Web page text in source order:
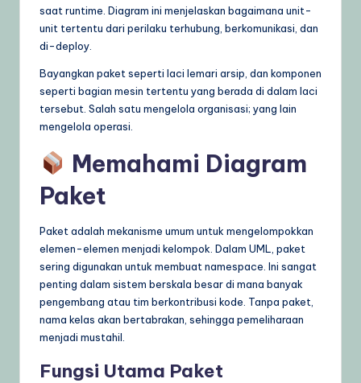
dsaat runtime. Diagram ini menjelaskan bagaimana unit-
unit tertentu dari perilaku terhubung, berkomunikasi, dan
di-deploy.
Bayangkan paket seperti laci lemari arsip, dan komponen
seperti bagian mesin tertentu yang berada di dalam laci
tersebut. Salah satu mengelola organisasi; yang lain
mengelola operasi.
Memahami Diagram
Paket
Paket adalah mekanisme umum untuk mengelompokkan
elemen-elemen menjadi kelompok. Dalam UML, paket
sering digunakan untuk membuat namespace. Ini sangat
penting dalam sistem berskala besar di mana banyak
pengembang atau tim berkontribusi kode. Tanpa paket,
nama kelas akan bertabrakan, sehingga pemeliharaan
menjadi mustahil.
Fungsi Utama Paket